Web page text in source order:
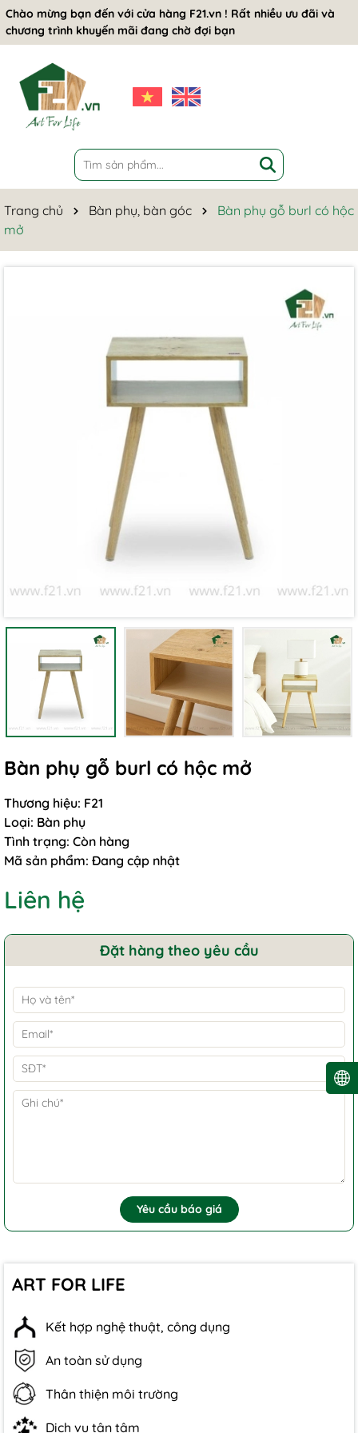
Chào mừng bạn đến với cửa hàng F21.vn ! Rất nhiều ưu đãi và
chương trình khuyến mãi đang chờ đợi bạn
Trang chủ Bàn phụ, bàn góc
Bàn phụ gỗ burl có hộc
mở
Bàn phụ gỗ burl có hộc mở
Thương hiệu: F21
Loại: Bàn phụ
Tình trạng: Còn hàng
Mã sản phẩm: Đang cập nhật
Liên hệ
Đặt hàng theo yêu cầu
Yêu cầu báo giá
ART FOR LIFE
Kết hợp nghệ thuật, công dụng
An toàn sử dụng
Thân thiện môi trường
Dịch vụ tận tâm